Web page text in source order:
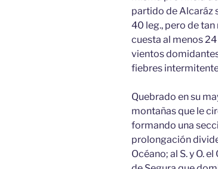
partido de Alcaráz
40 leg., pero de
cuesta al menos
vientos
fiebres
Quebrado en su
montañas que le
formando una
prolongación
Océano; al S. y O.